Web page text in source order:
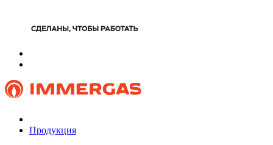
Продукция